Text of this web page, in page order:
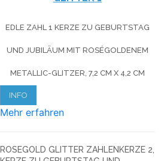
EDLE ZAHL 1 KERZE ZU GEBURTSTAG
UND JUBILÄUM MIT ROSÉGOLDENEM
METALLIC-GLITZER, 7,2 CM X 4,2 CM
INFO
Mehr erfahren
ROSEGOLD GLITTER ZAHLENKERZE 2,